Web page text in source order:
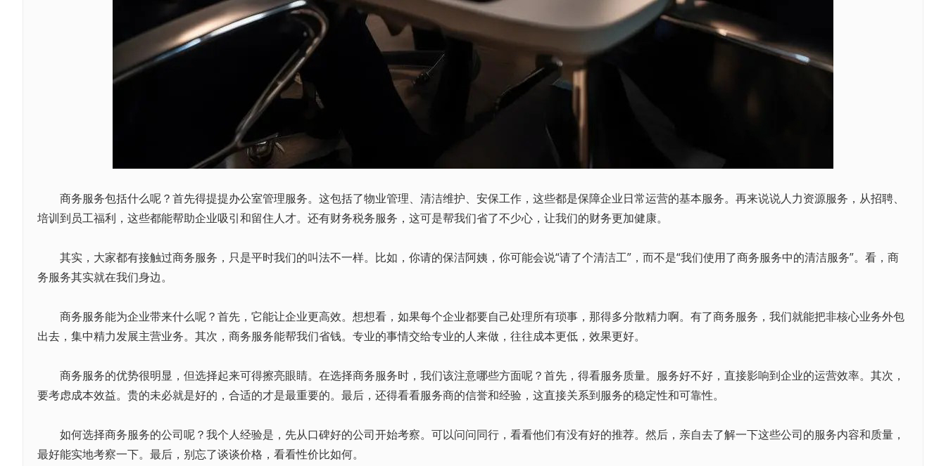
商务服务包括什么呢？首先得提提办公室管理服务。这包括了物业管理、清洁维护、安保工作，这些都是保障企业日常运营的基本服务。再来说说人力资源服务，从招聘、
培训到员工福利，这些都能帮助企业吸引和留住人才。还有财务税务服务，这可是帮我们省了不少心，让我们的财务更加健康。
其实，大家都有接触过商务服务，只是平时我们的叫法不一样。比如，你请的保洁阿姨，你可能会说“请了个清洁工”，而不是“我们使用了商务服务中的清洁服务”。看，商
务服务其实就在我们身边。
商务服务能为企业带来什么呢？首先，它能让企业更高效。想想看，如果每个企业都要自己处理所有琐事，那得多分散精力啊。有了商务服务，我们就能把非核心业务外包
出去，集中精力发展主营业务。其次，商务服务能帮我们省钱。专业的事情交给专业的人来做，往往成本更低，效果更好。
商务服务的优势很明显，但选择起来可得擦亮眼睛。在选择商务服务时，我们该注意哪些方面呢？首先，得看服务质量。服务好不好，直接影响到企业的运营效率。其次，
要考虑成本效益。贵的未必就是好的，合适的才是最重要的。最后，还得看看服务商的信誉和经验，这直接关系到服务的稳定性和可靠性。
如何选择商务服务的公司呢？我个人经验是，先从口碑好的公司开始考察。可以问问同行，看看他们有没有好的推荐。然后，亲自去了解一下这些公司的服务内容和质量，
最好能实地考察一下。最后，别忘了谈谈价格，看看性价比如何。